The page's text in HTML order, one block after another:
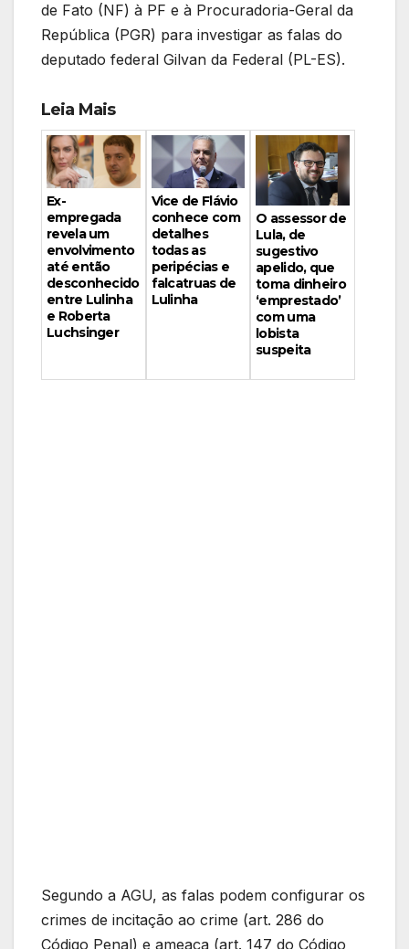
de Fato (NF) à PF e à Procuradoria-Geral da
República (PGR) para investigar as falas do
deputado federal Gilvan da Federal (PL-ES).
Leia Mais
Ex-
empregada
revela um
envolvimento
até então
desconhecido
entre Lulinha
e Roberta
Luchsinger
Vice de Flávio
conhece com
detalhes
todas as
peripécias e
falcatruas de
Lulinha
O assessor de
Lula, de
sugestivo
apelido, que
toma dinheiro
‘emprestado’
com uma
lobista
suspeita
Segundo a AGU, as falas podem configurar os
crimes de incitação ao crime (art. 286 do
Código Penal) e ameaça (art. 147 do Código